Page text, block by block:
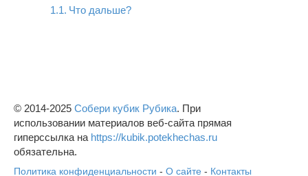
Что дальше?
© 2014-2025 Собери кубик Рубика. При
использовании материалов веб-сайта прямая
гиперсcылка на https://kubik.potekhechas.ru
обязательна.
Политика конфиденциальности - О сайте - Контакты